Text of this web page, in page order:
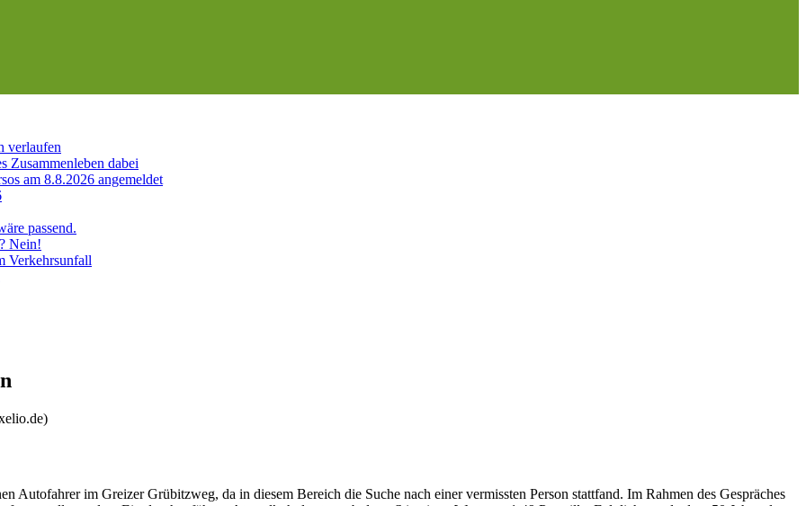
verlaufen
Zusammenleben dabei
am 8.8.2026 angemeldet
passend.
Nein!
Verkehrsunfall
Autofahrer im Greizer Grübitzweg, da in diesem Bereich die Suche nach einer vermissten Person stattfand. Im Rahmen des Gespräches